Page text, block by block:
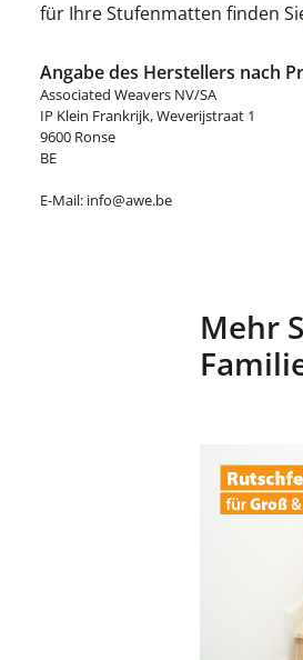
für Ihre Stufenmatten finden
Angabe des Herstellers nach
Associated Weavers NV/SA
IP Klein Frankrijk, Weverijstraat 1
9600 Ronse
BE
E-Mail: info@awe.be
Mehr